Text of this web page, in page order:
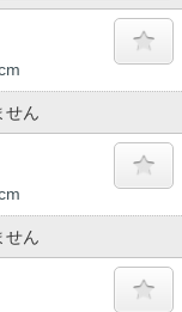
せん
せん